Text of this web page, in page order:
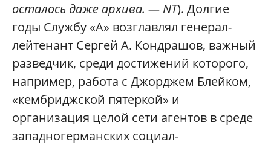
осталось даже архива. — NT). Долгие
годы Службу «А» возглавлял генерал-
лейтенант Сергей А. Кондрашов, важный
разведчик, среди достижений которого,
например, работа с Джорджем Блейком,
«кембриджской пятеркой» и
организация целой сети агентов в среде
западногерманских социал-